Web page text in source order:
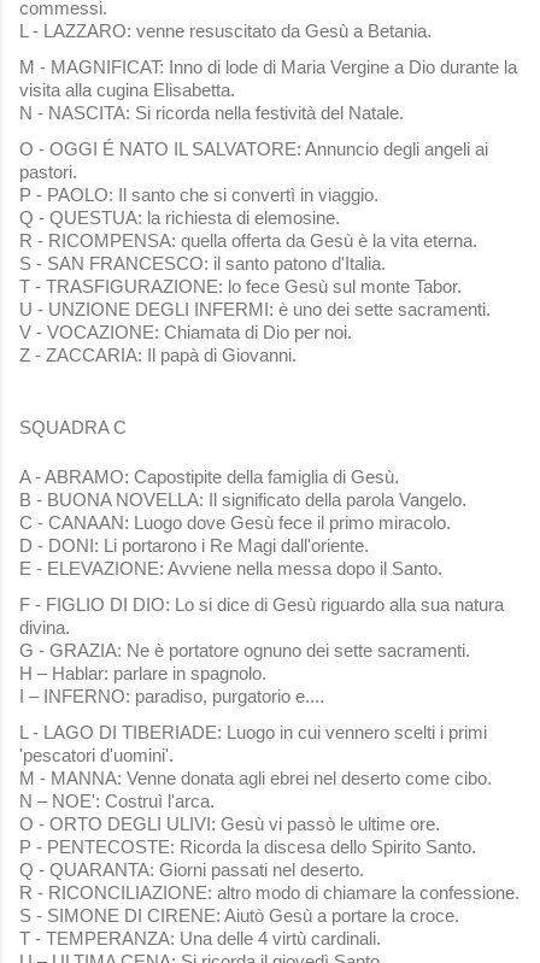
commessi.
L - LAZZARO: venne resuscitato da Gesù a Betania.
M - MAGNIFICAT: Inno di lode di Maria Vergine a Dio durante la
visita alla cugina Elisabetta.
N - NASCITA: Si ricorda nella festività del Natale.
O - OGGI É NATO IL SALVATORE: Annuncio degli angeli ai
pastori.
P - PAOLO: Il santo che si convertì in viaggio.
Q - QUESTUA: la richiesta di elemosine.
R - RICOMPENSA: quella offerta da Gesù è la vita eterna.
S - SAN FRANCESCO: il santo patono d'Italia.
T - TRASFIGURAZIONE: lo fece Gesù sul monte Tabor.
U - UNZIONE DEGLI INFERMI: è uno dei sette sacramenti.
V - VOCAZIONE: Chiamata di Dio per noi.
Z - ZACCARIA: Il papà di Giovanni.
SQUADRA C
A - ABRAMO: Capostipite della famiglia di Gesù.
B - BUONA NOVELLA: Il significato della parola Vangelo.
C - CANAAN: Luogo dove Gesù fece il primo miracolo.
D - DONI: Li portarono i Re Magi dall'oriente.
E - ELEVAZIONE: Avviene nella messa dopo il Santo.
F - FIGLIO DI DIO: Lo si dice di Gesù riguardo alla sua natura
divina.
G - GRAZIA: Ne è portatore ognuno dei sette sacramenti.
H – Hablar: parlare in spagnolo.
I – INFERNO: paradiso, purgatorio e....
L - LAGO DI TIBERIADE: Luogo in cui vennero scelti i primi
'pescatori d'uomini'.
M - MANNA: Venne donata agli ebrei nel deserto come cibo.
N – NOE': Costruì l'arca.
O - ORTO DEGLI ULIVI: Gesù vi passò le ultime ore.
P - PENTECOSTE: Ricorda la discesa dello Spirito Santo.
Q - QUARANTA: Giorni passati nel deserto.
R - RICONCILIAZIONE: altro modo di chiamare la confessione.
S - SIMONE DI CIRENE: Aiutò Gesù a portare la croce.
T - TEMPERANZA: Una delle 4 virtù cardinali.